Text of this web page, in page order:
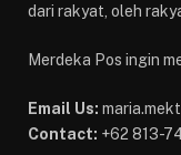
dari rakyat, oleh
Merdeka Pos ingin
Email Us:
Contact: +62 813-